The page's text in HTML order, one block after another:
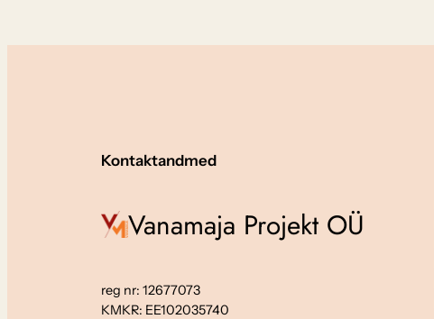
Kontaktandmed
Vanamaja Projekt OÜ
reg nr: 12677073
KMKR: EE102035740